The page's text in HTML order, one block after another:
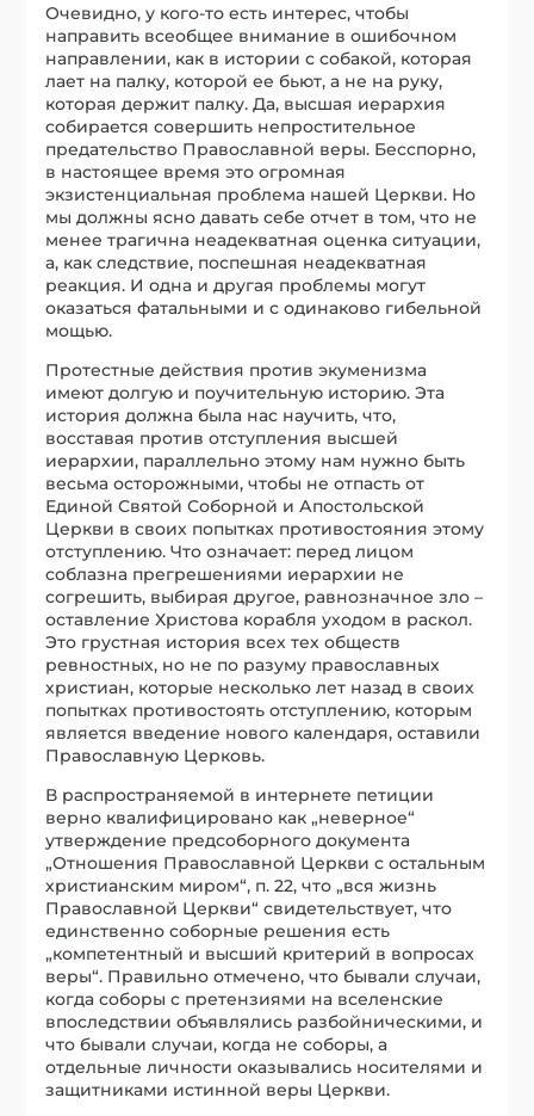
Очевидно, у кого-то есть интерес, чтобы
направить всеобщее внимание в ошибочном
направлении, как в истории с собакой, которая
лает на палку, которой ее бьют, а не на руку,
которая держит палку. Да, высшая иерархия
собирается совершить непростительное
предательство Православной веры. Бесспорно,
в настоящее время это огромная
экзистенциальная проблема нашей Церкви. Но
мы должны ясно давать себе отчет в том, что не
менее трагична неадекватная оценка ситуации,
а, как следствие, поспешная неадекватная
реакция. И одна и другая проблемы могут
оказаться фатальными и с одинаково гибельной
мощью.
Протестные действия против экуменизма
имеют долгую и поучительную историю. Эта
история должна была нас научить, что,
восставая против отступления высшей
иерархии, параллельно этому нам нужно быть
весьма осторожными, чтобы не отпасть от
Единой Святой Соборной и Апостольской
Церкви в своих попытках противостояния этому
отступлению. Что означает: перед лицом
соблазна прегрешениями иерархии не
согрешить, выбирая другое, равнозначное зло –
оставление Христова корабля уходом в раскол.
Это грустная история всех тех обществ
ревностных, но не по разуму православных
христиан, которые несколько лет назад в своих
попытках противостоять отступлению, которым
является введение нового календаря, оставили
Православную Церковь.
В распространяемой в интернете петиции
верно квалифицировано как „неверное“
утверждение предсоборного документа
„Отношения Православной Церкви с остальным
христианским миром“, п. 22, что „вся жизнь
Православной Церкви“ свидетельствует, что
единственно соборные решения есть
„компетентный и высший критерий в вопросах
веры“. Правильно отмечено, что бывали случаи,
когда соборы с претензиями на вселенские
впоследствии объявлялись разбойническими, и
что бывали случаи, когда не соборы, а
отдельные личности оказывались носителями и
защитниками истинной веры Церкви.